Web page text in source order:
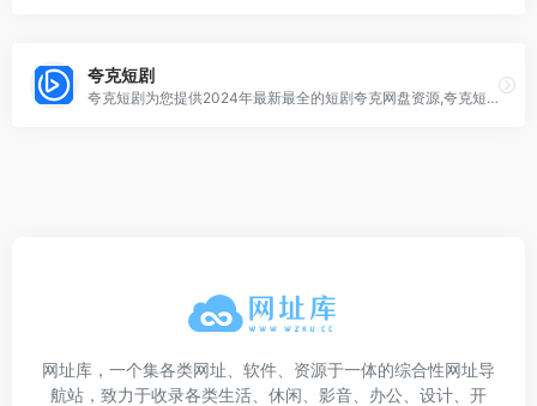
夸克短剧
夸克短剧为您提供2024年最新最全的短剧夸克网盘资源,夸克短剧,抖音短剧,快手短剧,热门短剧,短剧大全，免费短剧网盘资源免费分享平台(kuakema.com)。
网址库，一个集各类网址、软件、资源于一体的综合性网址导
航站，致力于收录各类生活、休闲、影音、办公、设计、开